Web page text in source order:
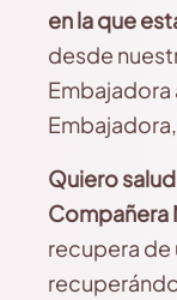
en la que
desde
Embajadora
Quiero
Compañera
recupera de